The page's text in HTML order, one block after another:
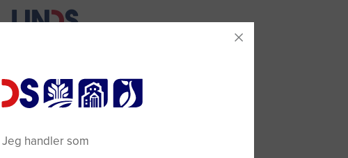
Jeg handler som